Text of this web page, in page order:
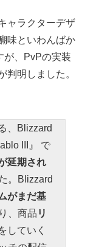
ャラクターデザ
味といわんばか
が、PvPの実装
判明しました。
、Blizzard
III』 で
延期され
。Blizzard
がまだ基
、商品 リ
していく